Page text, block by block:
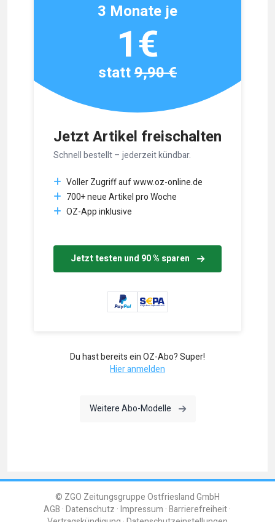
Jetzt Artikel freischalten
Schnell bestellt – jederzeit kündbar.
Voller Zugriff auf www.oz-online.de
700+ neue Artikel pro Woche
OZ-App inklusive
Jetzt testen und 90 % sparen
3 Monate je
1€
statt9,90 €
Du hast bereits ein OZ-Abo? Super!
Hier anmelden
Weitere Abo-Modelle
© ZGO Zeitungsgruppe Ostfriesland GmbH
AGB Datenschutz Impressum Barrierefreiheit